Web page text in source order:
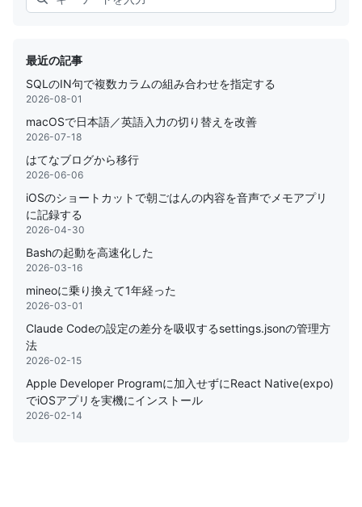
最近の記事
SQLのIN句で複数カラムの組み合わせを指定する
2026-08-01
macOSで日本語／英語入力の切り替えを改善
2026-07-18
はてなブログから移行
2026-06-06
iOSのショートカットで朝ごはんの内容を音声でメモアプリ
に記録する
2026-04-30
Bashの起動を高速化した
2026-03-16
mineoに乗り換えて1年経った
2026-03-01
Claude Codeの設定の差分を吸収するsettings.jsonの管理方
法
2026-02-15
Apple Developer Programに加入せずにReact Native(expo)
でiOSアプリを実機にインストール
2026-02-14